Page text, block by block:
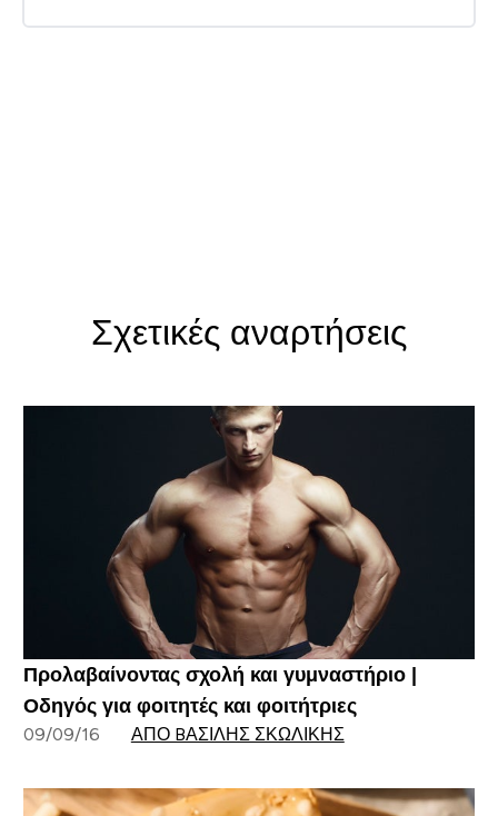
Σχετικές αναρτήσεις
Προλαβαίνοντας σχολή και γυμναστήριο |
Οδηγός για φοιτητές και φοιτήτριες
09/09/16 ΑΠΌ BΑΣΊΛΗΣ ΣΚΩΛΊΚΗΣ